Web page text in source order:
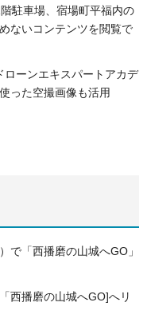
駐車場、宿場町平福内の
ないコンテンツを閲覧で
ローンエキスパートアカデ
った空撮画像も活用
で「西播磨の山城へGO」
西播磨の山城へGO]へリ